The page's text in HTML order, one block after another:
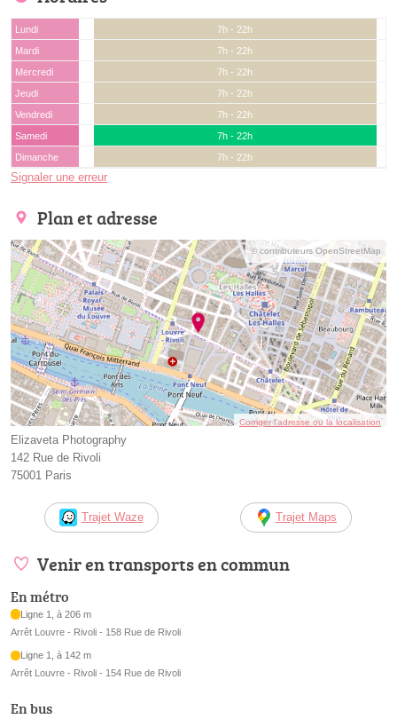
Lundi
7h - 22h
Mardi
7h - 22h
Mercredi
7h - 22h
Jeudi
7h - 22h
Vendredi
7h - 22h
Samedi
7h - 22h
Dimanche
7h - 22h
Signaler une erreur
Plan et adresse
© contributeurs OpenStreetMap
Corriger l’adresse ou la localisation
Elizaveta Photography
142 Rue de Rivoli
75001 Paris
Trajet Waze Trajet Maps
Venir en transports en commun
En métro
Ligne 1, à 206 m
Arrêt Louvre - Rivoli - 158 Rue de Rivoli
Ligne 1, à 142 m
Arrêt Louvre - Rivoli - 154 Rue de Rivoli
En bus